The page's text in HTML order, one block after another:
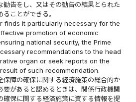
勧告をし、又はその勧告の結果とられた
ことができる。
finds it particularly necessary for the
promotion of economic
national security, the Prime
recommendations to the head
organ or seek reports on the
of such recommendation.
保障の確保に関する経済施策の総合的か
要があると認めるときは、関係行政機関
確保に関する経済施策に資する情報を提